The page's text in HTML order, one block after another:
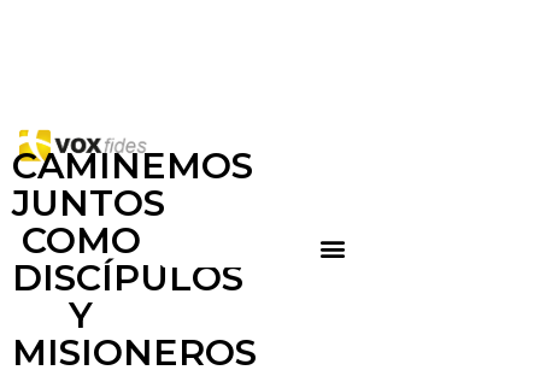
CAMINEMOS
JUNTOS
COMO
DISCÍPULOS
Y
MISIONEROS